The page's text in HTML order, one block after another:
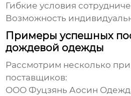
Гибкие условия
Возможность
Примеры успешных
дождевой одежды
Рассмотрим несколько
поставщиков:
ООО Фуцзянь Аосин